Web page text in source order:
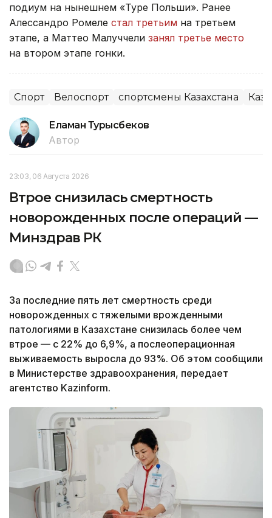
подиум на нынешнем «Туре Польши». Ранее
Алессандро Ромеле стал третьим на третьем
этапе, а Маттео Малуччели занял третье место
на втором этапе гонки.
Спорт Велоспорт спортсмены Казахстана
Еламан Турысбеков
Автор
23:03, 06 Августа 2026
Втрое снизилась смертность
новорожденных после операций —
Минздрав РК
За последние пять лет смертность среди
новорожденных с тяжелыми врожденными
патологиями в Казахстане снизилась более чем
втрое — с 22% до 6,9%, а послеоперационная
выживаемость выросла до 93%. Об этом сообщили
в Министерстве здравоохранения, передает
агентство Kazinform.